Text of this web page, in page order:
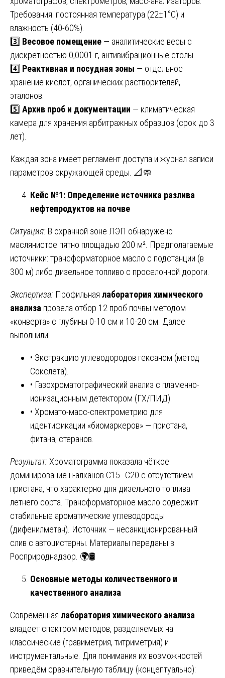
Требования: постоянная температура (22±1°C) и
влажность (40-60%).
3️⃣ Весовое помещение — аналитические весы с
дискретностью 0,0001 г, антивибрационные столы.
4️⃣ Реактивная и посудная зоны — отдельное
хранение кислот, органических растворителей,
эталонов.
5️⃣ Архив проб и документации — климатическая
камера для хранения арбитражных образцов (срок до 3
лет).
Каждая зона имеет регламент доступа и журнал записи
параметров окружающей среды. 📐🧼
Кейс №1: Определение источника разлива
нефтепродуктов на почве
Ситуация: В охранной зоне ЛЭП обнаружено
маслянистое пятно площадью 200 м². Предполагаемые
источники: трансформаторное масло с подстанции (в
300 м) либо дизельное топливо с проселочной дороги.
Экспертиза: Профильная лаборатория химического
анализа провела отбор 12 проб почвы методом
«конверта» с глубины 0-10 см и 10-20 см. Далее
выполнили:
• Экстракцию углеводородов гексаном (метод
Сокслета).
• Газохроматографический анализ с пламенно-
ионизационным детектором (ГХ/ПИД).
• Хромато-масс-спектрометрию для
идентификации «биомаркеров» — пристана,
фитана, стеранов.
Результат: Хроматограмма показала чёткое
доминирование н-алканов C15–C20 с отсутствием
пристана, что характерно для дизельного топлива
летнего сорта. Трансформаторное масло содержит
стабильные ароматические углеводороды
(дифенилметан). Источник — несанкционированный
слив с автоцистерны. Материалы переданы в
Росприроднадзор. 🌍🛢️
Основные методы количественного и
качественного анализа
Современная лаборатория химического анализа
владеет спектром методов, разделяемых на
классические (гравиметрия, титриметрия) и
инструментальные. Для понимания их возможностей
приведём сравнительную таблицу (концептуально):